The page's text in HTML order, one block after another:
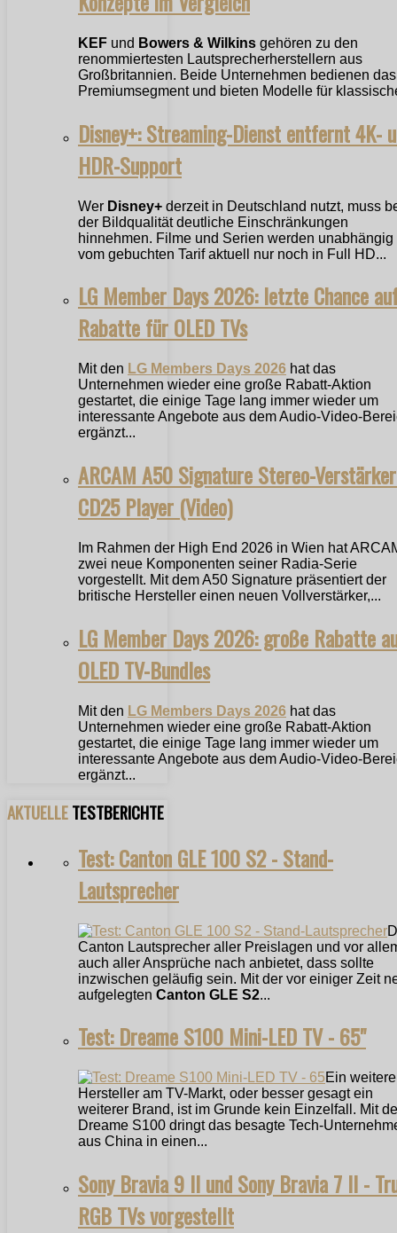
KEF und Bowers & Wilkins gehören zu den
renommiertesten Lautsprecherherstellern aus
Großbritannien. Beide Unternehmen bedienen das
Premiumsegment und bieten Modelle für
Disney+: Streaming-Dienst entfernt 4K-
HDR-Support
Wer Disney+ derzeit in Deutschland nutzt, muss
der Bildqualität deutliche Einschränkungen
hinnehmen. Filme und Serien werden unabhängig
vom gebuchten Tarif aktuell nur noch in Full HD...
LG Member Days 2026: letzte Chance
Rabatte für OLED TVs
Mit den LG Members Days 2026 hat das
Unternehmen wieder eine große Rabatt-Aktion
gestartet, die einige Tage lang immer wieder um
interessante Angebote aus dem Audio-Video-
ergänzt...
ARCAM A50 Signature Stereo-
CD25 Player (Video)
Im Rahmen der High End 2026 in Wien hat
zwei neue Komponenten seiner Radia-Serie
vorgestellt. Mit dem A50 Signature präsentiert der
britische Hersteller einen neuen Vollverstärker,...
LG Member Days 2026: große Rabatte
OLED TV-Bundles
Mit den LG Members Days 2026 hat das
Unternehmen wieder eine große Rabatt-Aktion
gestartet, die einige Tage lang immer wieder um
interessante Angebote aus dem Audio-Video-
ergänzt...
AKTUELLETESTBERICHTE
Test: Canton GLE 100 S2 - Stand-
Lautsprecher
Canton Lautsprecher aller Preislagen und vor
auch aller Ansprüche nach anbietet, dass sollte
inzwischen geläufig sein. Mit der vor einiger Zeit
aufgelegten Canton GLE S2...
Test: Dreame S100 Mini-LED TV - 65"
Ein
Hersteller am TV-Markt, oder besser gesagt ein
weiterer Brand, ist im Grunde kein Einzelfall. Mit
Dreame S100 dringt das besagte Tech-
aus China in einen...
Sony Bravia 9 II und Sony Bravia 7 II -
RGB TVs vorgestellt